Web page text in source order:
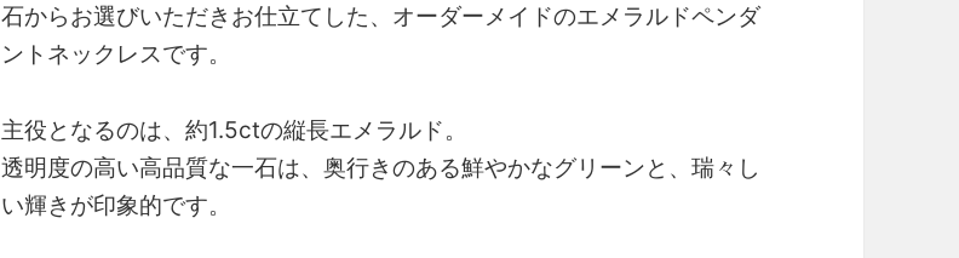
石からお選びいただきお仕立てした、オーダーメイドのエメラルドペンダ
ントネックレスです。
主役となるのは、約1.5ctの縦長エメラルド。
透明度の高い高品質な一石は、奥行きのある鮮やかなグリーンと、瑞々し
い輝きが印象的です。